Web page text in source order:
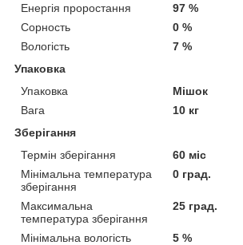
Енергія проростання
97 %
Сорность
0 %
Вологість
7 %
Упаковка
Упаковка
Мішок
Вага
10 кг
Зберігання
Термін зберігання
60 міс
Мінімальна температура
зберігання
0 град.
Максимальна
температура зберігання
25 град.
Мінімальна вологість
5 %